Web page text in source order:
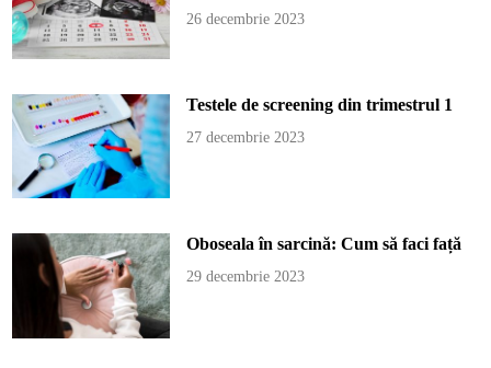
26 decembrie 2023
Testele de screening din trimestrul 1
27 decembrie 2023
Oboseala în sarcină: Cum să faci față
29 decembrie 2023